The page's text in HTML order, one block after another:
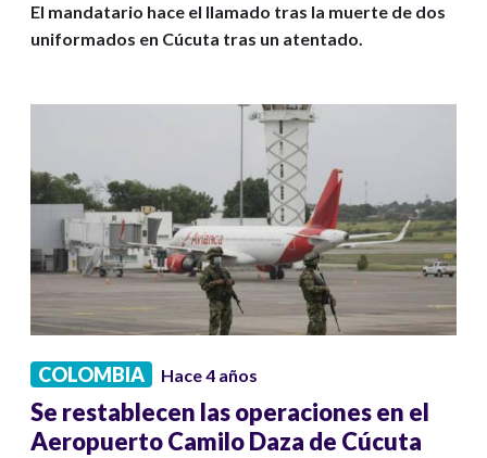
El mandatario hace el llamado tras la muerte de dos
uniformados en Cúcuta tras un atentado.
COLOMBIA Hace 4 años
Se restablecen las operaciones en el
Aeropuerto Camilo Daza de Cúcuta